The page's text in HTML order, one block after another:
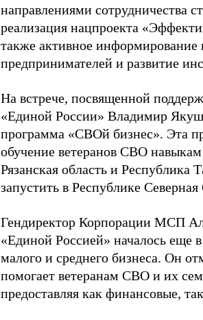
направлениями сотрудничества
реализация нацпроекта
также активное
предпринимателей и развитие
На встрече, посвященной
«Единой России» Владимир
программа «СВОй бизнес». Эта
обучение ветеранов СВО
Рязанская область и Республика
запустить в Республике
Гендиректор Корпорации МСП
«Единой Россией» началось еще
малого и среднего бизнеса. Он
помогает ветеранам СВО и их
предоставляя как финансовые,